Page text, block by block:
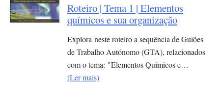
Roteiro | Tema 1 | Elementos
químicos e sua organização​
Explora neste roteiro a sequência de Guiões
de Trabalho Autónomo (GTA), relacionados
com o tema: "Elementos Químicos e…
(Ler mais)